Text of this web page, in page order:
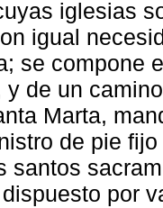
iglesias
igual
se compone
y de un
Marta,
de pie
santos
por